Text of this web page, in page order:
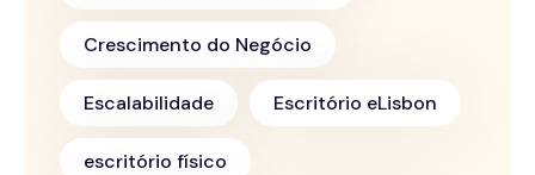
Crescimento do Negócio
Escalabilidade Escritório eLisbon
escritório físico